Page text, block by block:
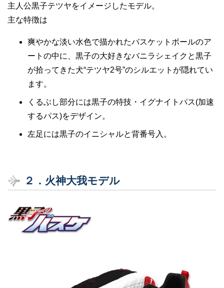
主人公黒子テツヤをイメージしたモデル。
主な特徴は
爽やかな淡い水色で描かれたバスケットボールのア
ートの中に、黒子の大好きなバニラシェイクと黒子
が拾ってきた犬“テツヤ2号”のシルエットが隠れてい
ます。
くるぶし部分には黒子の特技・イグナイトパス(加速
するパス)をデザイン。
左足には黒子のイニシャルと背番号入。
２．火神大我モデル